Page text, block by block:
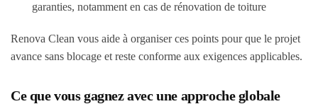
garanties, notamment en cas de rénovation de toiture
Renova Clean vous aide à organiser ces points pour que le projet
avance sans blocage et reste conforme aux exigences applicables.
Ce que vous gagnez avec une approche globale